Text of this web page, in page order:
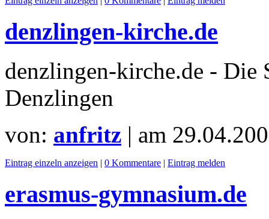
denzlingen-kirche.de
denzlingen-kirche.de - Die
Denzlingen
von: anfritz | am
Eintrag einzeln anzeigen | 0 Kommentare | Eintrag melden
erasmus-gymnasium.de